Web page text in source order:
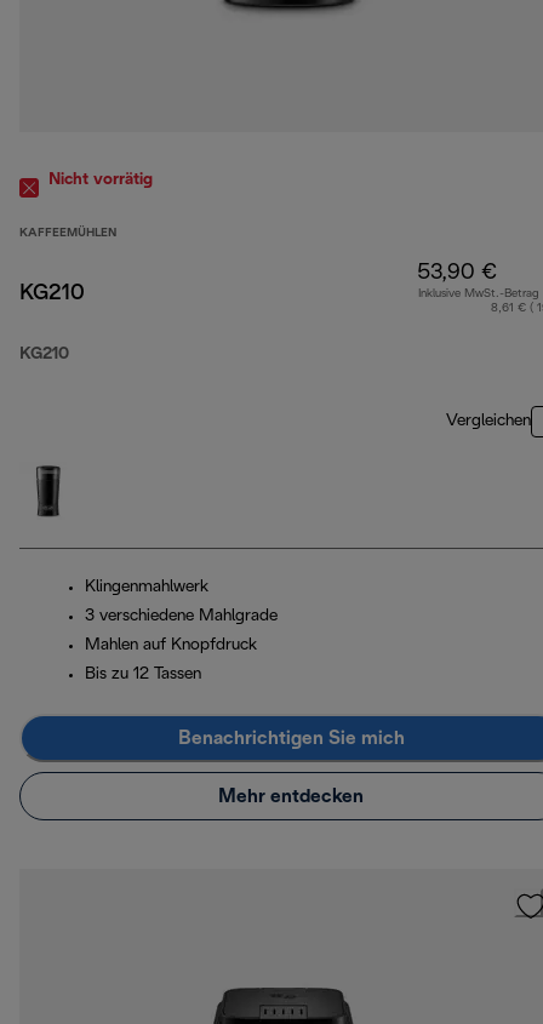
Nicht vorrätig
KAFFEEMÜHLEN
KG210
KG210
53,90 €
Inklusive MwSt.-Betrag
8,61 € (
Vergleichen
Klingenmahlwerk
3 verschiedene Mahlgrade
Mahlen auf Knopfdruck
Bis zu 12 Tassen
Benachrichtigen Sie mich
Mehr entdecken